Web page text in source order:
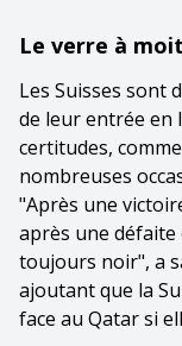
Le verre à
Les Suisses sont
de leur entrée en
certitudes,
nombreuses
"Après une
après une
toujours noir", a
ajoutant que la
face au Qatar si